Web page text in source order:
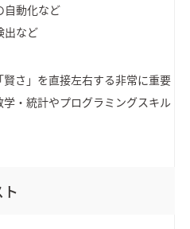
自動化など
出など
さ」を直接左右する非常に重要
・統計やプログラミングスキル